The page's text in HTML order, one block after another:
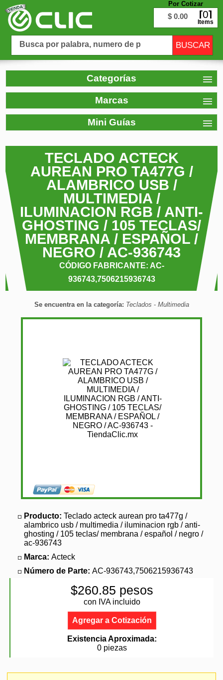
Por Cotizar
$ 0.00 0
Items
Categorías
Marcas
Mini Guías
TECLADO ACTECK
AUREAN PRO TA477G /
ALAMBRICO USB /
MULTIMEDIA /
ILUMINACION RGB / ANTI-
GHOSTING / 105 TECLAS/
MEMBRANA / ESPAÑOL /
NEGRO / AC-936743
CÓDIGO FABRICANTE: AC-
936743,7506215936743
Se encuentra en la categoría: Teclados - Multimedia
Producto: Teclado acteck aurean pro ta477g /
alambrico usb / multimedia / iluminacion rgb / anti-
ghosting / 105 teclas/ membrana / español / negro /
ac-936743
Marca: Acteck
Número de Parte: AC-936743,7506215936743
$260.85 pesos
con IVA incluido
Agregar a Cotización
Existencia Aproximada:
0 piezas